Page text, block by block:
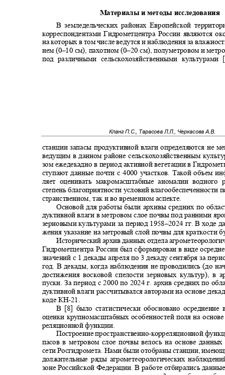
Материалы и методы исследования
В земледельческих районах Европейской
корреспондентами Гидрометцентра России являются
на которых в том числе ведутся и наблюдения за
нем (0‒10 см), пахотном (0‒20 см), полуметровом и
под различными сельскохозяйственными культурами
Кланг П.С., Тарасова Л.Л., Черкасова А.В.
станции запасы продуктивной влаги определяются не
ведущим в данном районе сельскохозяйственным
зом ежедекадно в период активной вегетации в
ступают данные почти с 4000 участков. Такой объем
ляет оценивать макромасштабные аномалии
степень благоприятности условий влагообеспеченности
странственном, так и во временном аспекте.
Основой для работы были архивы средних по
дуктивной влаги в метровом слое почвы под ранними
зерновыми культурами за период 1958‒2024 гг. В ходе
жения указание на метровый слой почвы для краткости
Исторический архив данных отдела
Гидрометцентра России был сформирован в виде
значений с 1 декады апреля по 3 декаду сентября за
год. В декады, когда наблюдения не проводились (до
достижения восковой спелости зерновых культур),
пуски. За период с 2000 по 2024 г. архив средних по
дуктивной влаги рассчитывался авторами на основе
коде КН-21.
В [8] было статистически обосновано осреднение
оценки крупномасштабных особенностей поля на
реляционной функции.
Построение пространственно-корреляционной
пасов в метровом слое почвы велось на основе
сети Росгидромета. Нами были отобраны станции,
должительные ряды агрометеорологических
зоне Российской Федерации. В работе отбирались